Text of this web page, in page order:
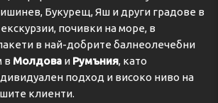
Букурещ, Яш и други градове в
почивки на море, в
в най-добрите балнеолечебни
в Молдова и Румъния, като
подход и високо ниво на
клиенти.